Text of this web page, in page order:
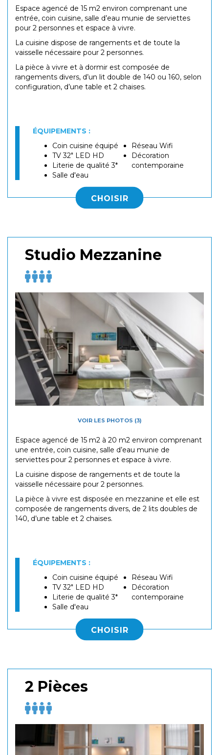
Espace agencé de 15 m2 environ comprenant une
entrée, coin cuisine, salle d’eau munie de serviettes
pour 2 personnes et espace à vivre.
La cuisine dispose de rangements et de toute la
vaisselle nécessaire pour 2 personnes.
La pièce à vivre et à dormir est composée de
rangements divers, d’un lit double de 140 ou 160, selon
configuration, d’une table et 2 chaises.
ÉQUIPEMENTS :
Coin cuisine équipé
TV 32" LED HD
Literie de qualité 3*
Salle d'eau
Réseau Wifi
Décoration
contemporaine
CHOISIR
Studio Mezzanine
VOIR LES PHOTOS (3)
Espace agencé de 15 m2 à 20 m2 environ comprenant
une entrée, coin cuisine, salle d’eau munie de
serviettes pour 2 personnes et espace à vivre.
La cuisine dispose de rangements et de toute la
vaisselle nécessaire pour 2 personnes.
La pièce à vivre est disposée en mezzanine et elle est
composée de rangements divers, de 2 lits doubles de
140, d’une table et 2 chaises.
ÉQUIPEMENTS :
Coin cuisine équipé
TV 32" LED HD
Literie de qualité 3*
Salle d'eau
Réseau Wifi
Décoration
contemporaine
CHOISIR
2 Pièces